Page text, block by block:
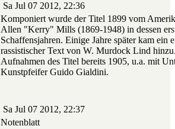
Sa Jul 07 2012, 22:36
Komponiert wurde der Titel 1899 vom
Allen "Kerry" Mills (1869-1948) in dessen
Schaffensjahren. Einige Jahre später kam ein
rassistischer Text von W. Murdock Lind
Aufnahmen des Titel bereits 1905, u.a. mit
Kunstpfeifer Guido Gialdini.
Sa Jul 07 2012, 22:37
Notenblatt